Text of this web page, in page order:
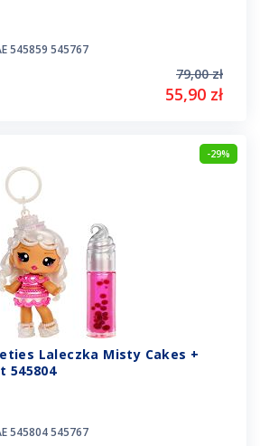
545859 545767
79,00 zł
55,90 zł
-29%
Laleczka Misty Cakes +
545804
545804 545767